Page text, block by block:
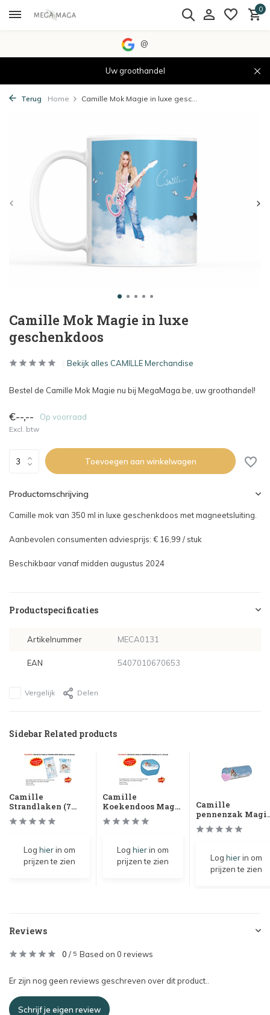
0
@
Uw groothandel
Terug Home Camille Mok Magie in luxe gesc...
Camille Mok Magie in luxe
geschenkdoos
Bekijk alles CAMILLE Merchandise
Bestel de Camille Mok Magie nu bij MegaMaga.be, uw groothandel!
€--,-- Op voorraad
Excl. btw
Toevoegen aan winkelwagen
Productomschrijving
Camille mok van 350 ml in luxe geschenkdoos met magneetsluiting.
Aanbevolen consumenten adviesprijs: € 16,99 / stuk
Beschikbaar vanaf midden augustus 2024
Productspecificaties
Artikelnummer MECA0131
EAN 5407010670653
Vergelijk Delen
Sidebar Related products
Camille
Strandlaken (7...
Log hierin om
prijzen te zien
Camille
Koekendoos Mag...
Log hierin om
prijzen te zien
Camille
pennenzak
Log hierin om
prijzen te zien
Reviews
0 / 5 Based on 0 reviews
Er zijn nog geen reviews geschreven over dit product..
Schrijf je eigen review